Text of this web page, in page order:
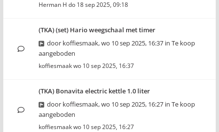
Herman H do 18 sep 2025, 09:18
(TKA) (set) Hario weegschaal met timer
door koffiesmaak,wo 10 sep 2025, 16:37 in Te koop
aangeboden
koffiesmaakwo 10 sep 2025, 16:37
(TKA) Bonavita electric kettle 1.0 liter
door koffiesmaak,wo 10 sep 2025, 16:27 in Te koop
aangeboden
koffiesmaakwo 10 sep 2025, 16:27